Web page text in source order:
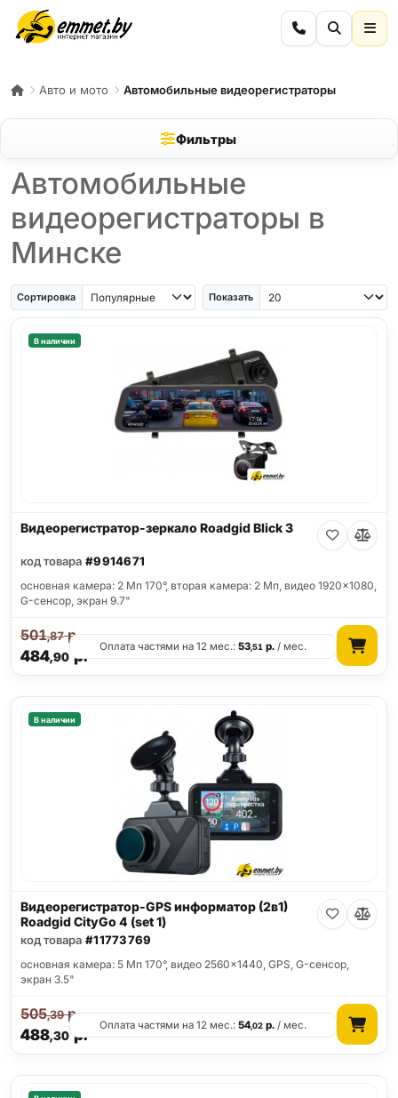
Авто и мото Автомобильные видеорегистраторы
Фильтры
Автомобильные
видеорегистраторы в
Минске
Сортировка Показать
В наличии
Видеорегистратор-зеркало Roadgid Blick 3
код товара #9914671
основная камера: 2 Мп 170°, вторая камера: 2 Мп, видео 1920x1080,
G-сенсор, экран 9.7"
484,90р.
501,87р.
Оплата частями на 12 мес.:53,51 р. / мес.
В наличии
Видеорегистратор-GPS информатор (2в1)
Roadgid CityGo 4 (set 1)
код товара #11773769
основная камера: 5 Мп 170°, видео 2560x1440, GPS, G-сенсор,
экран 3.5"
488,30р.
505,39р.
Оплата частями на 12 мес.:54,02 р. / мес.